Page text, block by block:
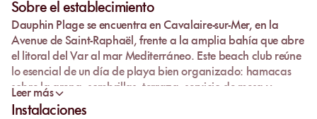
Sobre el establecimiento
Dauphin Plagese encuentra en Cavalaire-sur-Mer, en la
Avenue de Saint-Raphaël , frente a la amplia bahía que abre
el litoral del Var al mar Mediterráneo. Este beach club reúne
lo esencial de un día de playa bien organizado: hamacas
sobre la arena, sombrillas, terraza, servicio de mesa y
restaurante de playa centrado en el almuerzo.
Leer más
Instalaciones